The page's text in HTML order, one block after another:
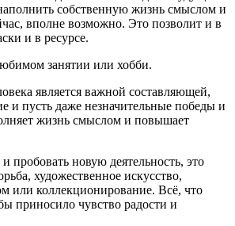
собственную жизнь смыслом и
вполне возможно. Это позволит и в
и в ресурсе.
занятии или хобби.
является важной составляющей,
и пусть даже незначительные победы и
жизнь смыслом и повышает
пробовать новую деятельность, это
художественное искусство,
или коллекционирование. Всё, что
приносило чувство радости и